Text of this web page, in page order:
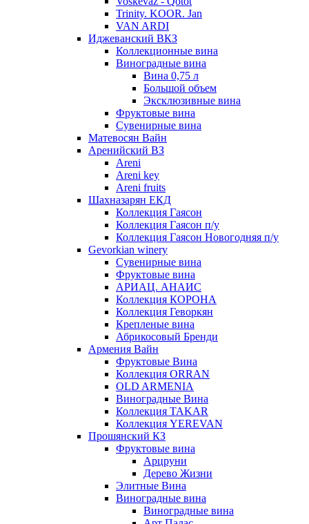
Trinity. KOOR. Jan
VAN ARDI
Иджеванский ВКЗ
Коллекционные вина
Виноградные вина
Вина 0,75 л
Большой объем
Эксклюзивные вина
Фруктовые вина
Cувенирные вина
Матевосян Вайн
Аренийский ВЗ
Areni
Areni key
Areni fruits
Шахназарян ЕКД
Коллекция Гаясон
Коллекция Гаясон п/у
Коллекция Гаясон Новогодняя п/у
Gevorkian winery
Сувенирные вина
Фруктовые вина
АРИАЦ. АНАИС
Коллекция КОРОНА
Коллекция Геворкян
Крепленые вина
Абрикосовый Бренди
Армения Вайн
Фруктовые Вина
Коллекция ORRAN
OLD ARMENIA
Виноградные Вина
Коллекция TAKAR
Коллекция YEREVAN
Прошянский КЗ
Фруктовые вина
Арцруни
Дерево Жизни
Элитные Вина
Виноградные вина
Виноградные вина